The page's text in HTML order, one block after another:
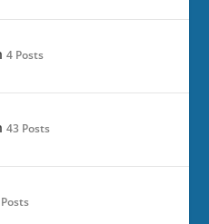
4 Posts
43 Posts